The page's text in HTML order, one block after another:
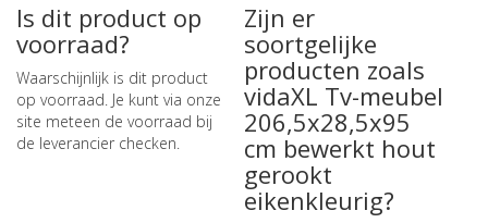
Is dit product op
voorraad?
Waarschijnlijk is dit product
op voorraad. Je kunt via onze
site meteen de voorraad bij
de leverancier checken.
Zijn er
soortgelijke
producten zoals
vidaXL Tv-meubel
206,5x28,5x95
cm bewerkt hout
gerookt
eikenkleurig?